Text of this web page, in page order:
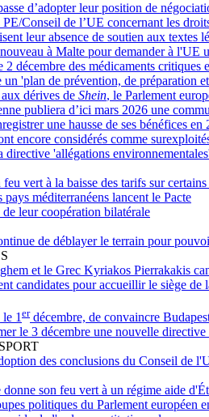
d’adopter leur position de
Conseil de l’UE concernant les
leur absence de soutien aux textes
à Malte pour demander à l'UE
2 décembre des médicaments critiques
'plan de prévention, de préparation
dérives de Shein, le Parlement
publiera d’ici mars 2026 une
une hausse de ses bénéfices en
encore considérés comme
directive 'allégations
vert à la baisse des tarifs sur
pays méditerranéens lancent le Pacte
leur coopération bilatérale
de déblayer le terrain pour
et le Grec Kyriakos Pierrakakis
candidates pour accueillir le siège
le 1erdécembre, de convaincre
le 3 décembre une nouvelle
des conclusions du Conseil de
son feu vert à un régime aide
politiques du Parlement européen